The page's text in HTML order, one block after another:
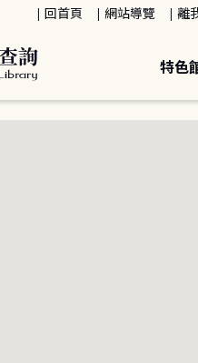
回首頁 網站導覽 離
特色